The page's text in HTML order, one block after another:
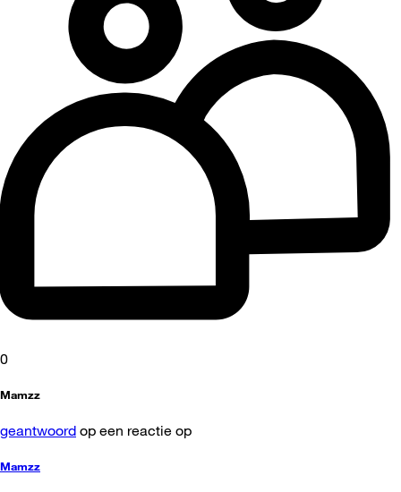
0
Mamzz
geantwoord op een reactie op
Mamzz